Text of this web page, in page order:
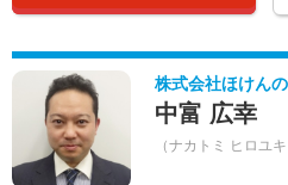
株式会社ほけん
中富 広幸
（ナカトミ ヒロユキ